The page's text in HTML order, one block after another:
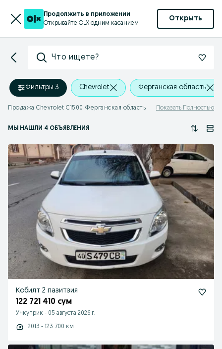
Продолжить в приложении
Открывайте OLX одним касанием
Открыть
Что ищете?
Фильтры·3 Chevrolet Ферганская область
Продажа Chevrolet C1500 Ферганская область Показать Полностью
МЫ НАШЛИ 4 ОБЪЯВЛЕНИЯ
Кобилт 2 пазитзия
122 721 410 сум
Учкуприк - 05 августа 2026 г.
2013 - 123 700 км